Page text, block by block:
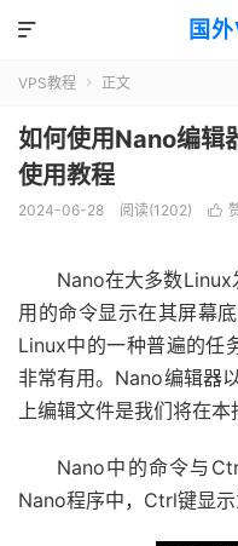
国

VPS教程  正文
如何使用Nano编辑
使用教程
2024-06-28 阅读(1202) 
Nano在大多数Linux
用的命令显示在其屏幕
Linux中的一种普遍的任
非常有用。Nano编辑器
上编辑文件是我们将在本
Nano中的命令与
Nano程序中，Ctrl键显示